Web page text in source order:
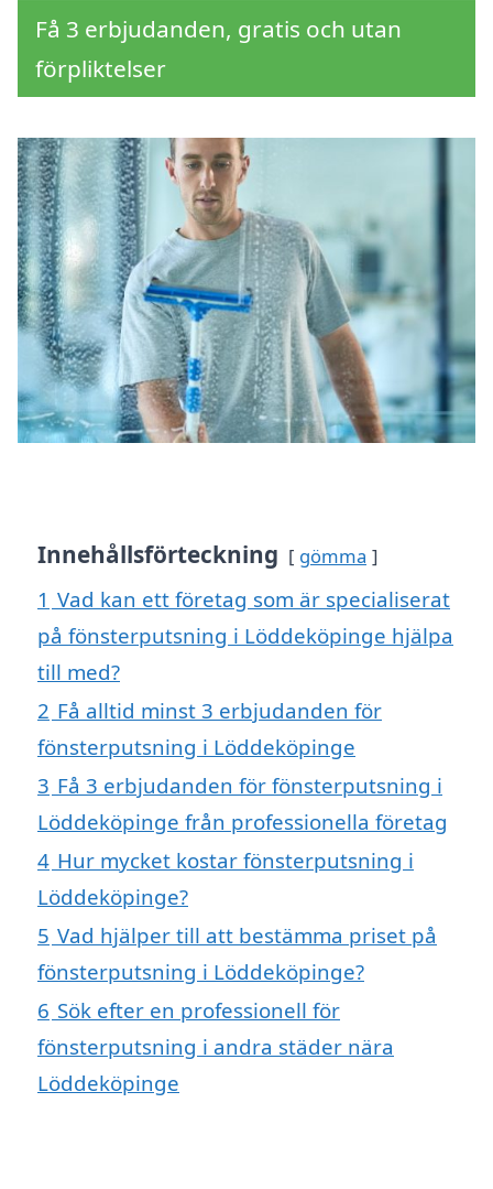
Få 3 erbjudanden, gratis och utan
förpliktelser
Innehållsförteckning gömma
1 Vad kan ett företag som är specialiserat
på fönsterputsning i Löddeköpinge hjälpa
till med?
2 Få alltid minst 3 erbjudanden för
fönsterputsning i Löddeköpinge
3 Få 3 erbjudanden för fönsterputsning i
Löddeköpinge från professionella företag
4 Hur mycket kostar fönsterputsning i
Löddeköpinge?
5 Vad hjälper till att bestämma priset på
fönsterputsning i Löddeköpinge?
6 Sök efter en professionell för
fönsterputsning i andra städer nära
Löddeköpinge